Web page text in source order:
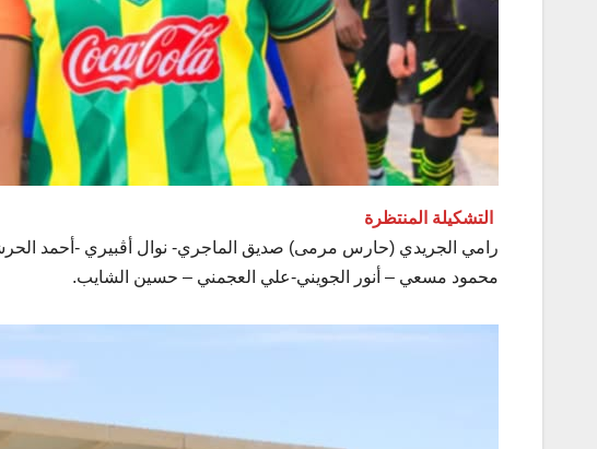
التشكيلة المنتظرة
رامي الجريدي (حارس مرمى) صديق الماجري- نوال أڨبيري -أحمد
محمود مسعي – أنور الجويني-علي العجمني – حسين الشايب.